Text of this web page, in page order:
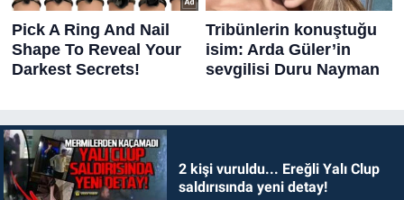
2 kişi vuruldu... Ereğli Yalı Clup
saldırısında yeni detay!